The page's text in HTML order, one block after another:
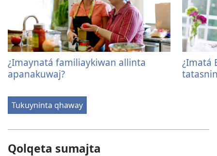
¿Imaynatá familiaykiwan allinta
apanakuwaj?
¿Imatá
Tukuyninta qhaway
Qolqeta sumajta